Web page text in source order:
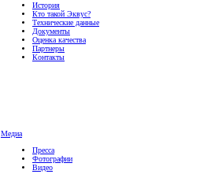
История
Кто такой Эквус?
Технические данные
Документы
Оценка качества
Партнеры
Контакты
Медиа
Пресса
Фотографии
Видео